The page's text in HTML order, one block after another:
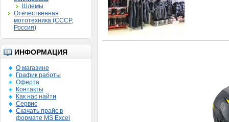
Шлемы
Отечественная
мототехника (СССР,
Россия)
ИНФОРМАЦИЯ
О магазине
График работы
Оферта
Контакты
Как нас найти
Сервис
Скачать прайс в
формате MS Excel